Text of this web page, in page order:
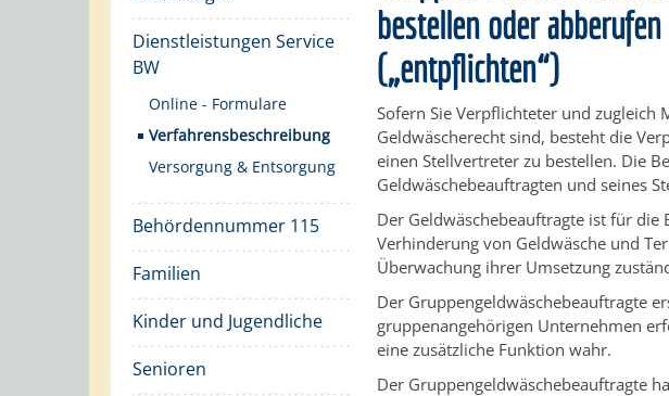
Dienstleistungen Service
BW
Online - Formulare
Verfahrensbeschreibung
Versorgung & Entsorgung
Behördennummer 115
Familien
Kinder und Jugendliche
Senioren
bestellen oder abberufen
(„entpflichten“)
Sofern Sie Verpflichteter und
Geldwäscherecht sind, besteht die
einen Stellvertreter zu bestellen. Die
Geldwäschebeauftragten und seines
Der Geldwäschebeauftragte ist für
Verhinderung von Geldwäsche und
Überwachung ihrer Umsetzung
Der Gruppengeldwäschebeauftragte
gruppenangehörigen Unternehmen
eine zusätzliche Funktion wahr.
Der Gruppengeldwäschebeauftragte